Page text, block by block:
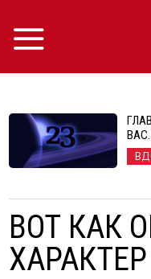
ВОТ КАК